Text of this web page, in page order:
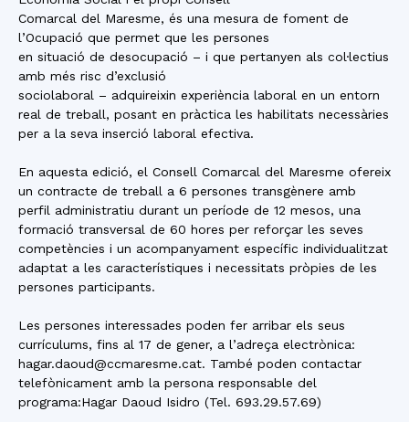
Comarcal del Maresme, és una mesura de foment de
l’Ocupació que permet que les persones
en situació de desocupació – i que pertanyen als col·lectius
amb més risc d’exclusió
sociolaboral – adquireixin experiència laboral en un entorn
real de treball, posant en pràctica les habilitats necessàries
per a la seva inserció laboral efectiva.
En aquesta edició, el Consell Comarcal del Maresme ofereix
un contracte de treball a 6 persones transgènere amb
perfil administratiu durant un període de 12 mesos, una
formació transversal de 60 hores per reforçar les seves
competències i un acompanyament específic individualitzat
adaptat a les característiques i necessitats pròpies de les
persones participants.
Les persones interessades poden fer arribar els seus
currículums, fins al 17 de gener, a l’adreça electrònica:
hagar.daoud@ccmaresme.cat. També poden contactar
telefònicament amb la persona responsable del
programa:Hagar Daoud Isidro (Tel. 693.29.57.69)